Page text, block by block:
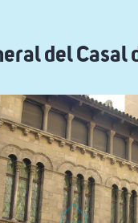
del Casal